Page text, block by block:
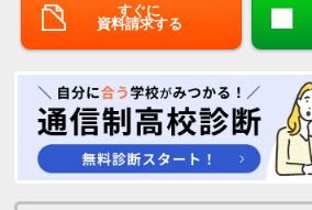
すぐに
資料請求する